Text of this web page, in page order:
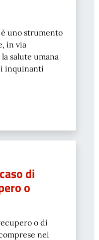
uno strumento
in via
salute umana
inquinanti
di
o
o di
nei